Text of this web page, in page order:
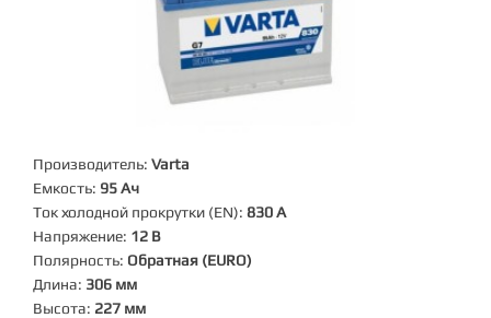
Производитель: Varta
Емкость: 95 Ач
Ток холодной прокрутки (EN): 830 А
Напряжение: 12 В
Полярность: Обратная (EURO)
Длина: 306 мм
Высота: 227 мм